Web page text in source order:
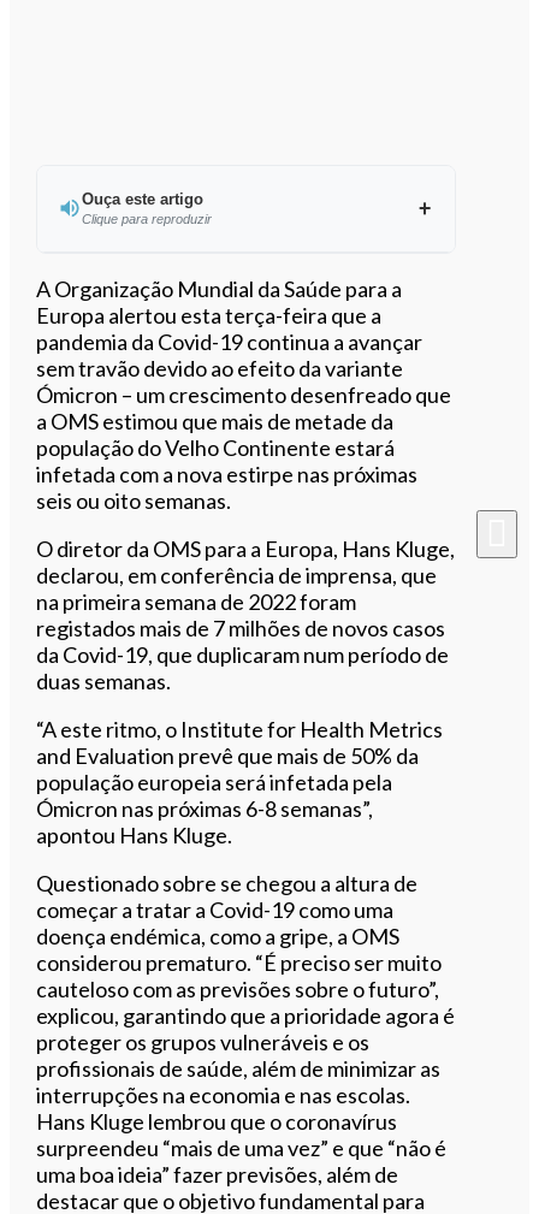
Ouça este artigo
Clique para reproduzir
Ouvir este artigo
A Organização Mundial da Saúde para a
Europa alertou esta terça-feira que a
pandemia da Covid-19 continua a avançar
sem travão devido ao efeito da variante
Ómicron – um crescimento desenfreado que
a OMS estimou que mais de metade da
população do Velho Continente estará
infetada com a nova estirpe nas próximas
seis ou oito semanas.
O diretor da OMS para a Europa, Hans Kluge,
declarou, em conferência de imprensa, que
na primeira semana de 2022 foram
registados mais de 7 milhões de novos casos
da Covid-19, que duplicaram num período de
duas semanas.
“A este ritmo, o Institute for Health Metrics
and Evaluation prevê que mais de 50% da
população europeia será infetada pela
Ómicron nas próximas 6-8 semanas”,
apontou Hans Kluge.
Questionado sobre se chegou a altura de
começar a tratar a Covid-19 como uma
doença endémica, como a gripe, a OMS
considerou prematuro. “É preciso ser muito
cauteloso com as previsões sobre o futuro”,
explicou, garantindo que a prioridade agora é
proteger os grupos vulneráveis e os
profissionais de saúde, além de minimizar as
interrupções na economia e nas escolas.
Hans Kluge lembrou que o coronavírus
surpreendeu “mais de uma vez” e que “não é
uma boa ideia” fazer previsões, além de
destacar que o objetivo fundamental para